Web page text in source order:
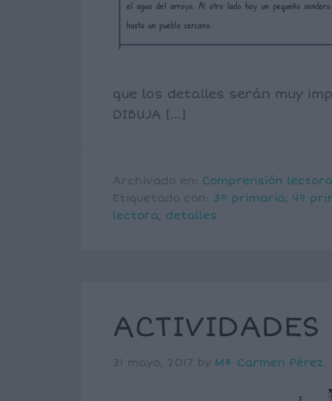
que los detalles serán muy
DIBUJA […]
Archivado en: Comprensión lectora
Etiquetado con: 3º primaria, 4º
lectora, detalles
ACTIVIDADES
31 mayo, 2017 by Mª Carmen Pérez